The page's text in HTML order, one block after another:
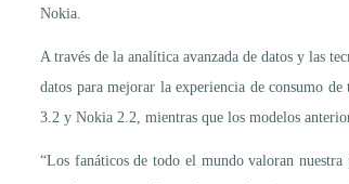
Nokia.
A través de la analítica avanzada de datos y las
datos para mejorar la experiencia de consumo
3.2 y Nokia 2.2, mientras que los modelos
“Los fanáticos de todo el mundo valoran